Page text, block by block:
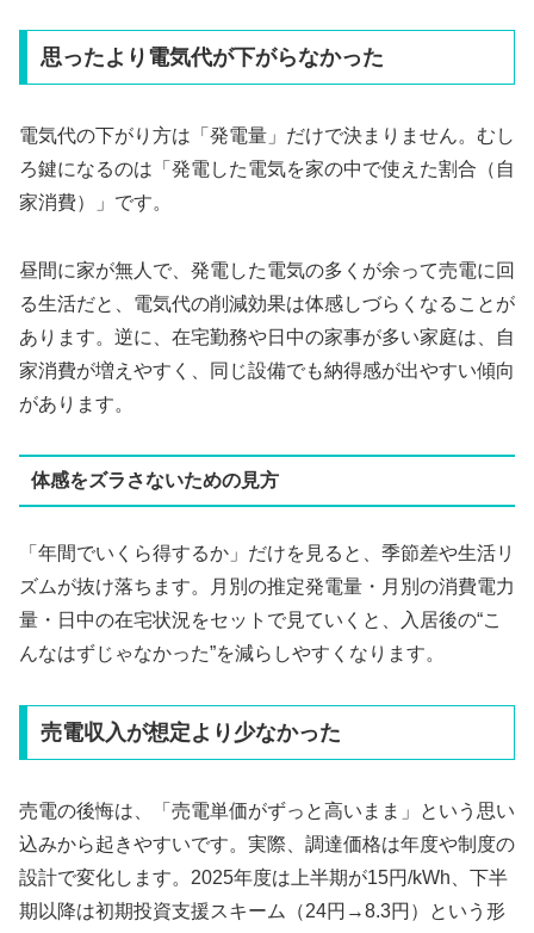
思ったより電気代が下がらなかった
電気代の下がり方は「発電量」だけで決まりません。むし
ろ鍵になるのは「発電した電気を家の中で使えた割合（自
家消費）」です。
昼間に家が無人で、発電した電気の多くが余って売電に回
る生活だと、電気代の削減効果は体感しづらくなることが
あります。逆に、在宅勤務や日中の家事が多い家庭は、自
家消費が増えやすく、同じ設備でも納得感が出やすい傾向
があります。
体感をズラさないための見方
「年間でいくら得するか」だけを見ると、季節差や生活リ
ズムが抜け落ちます。月別の推定発電量・月別の消費電力
量・日中の在宅状況をセットで見ていくと、入居後の“こ
んなはずじゃなかった”を減らしやすくなります。
売電収入が想定より少なかった
売電の後悔は、「売電単価がずっと高いまま」という思い
込みから起きやすいです。実際、調達価格は年度や制度の
設計で変化します。2025年度は上半期が15円/kWh、下半
期以降は初期投資支援スキーム（24円→8.3円）という形